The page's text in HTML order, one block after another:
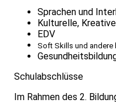
Sprachen und
Kulturelle,
EDV
Soft Skills und andere
Schulabschlüsse
Im Rahmen des 2.